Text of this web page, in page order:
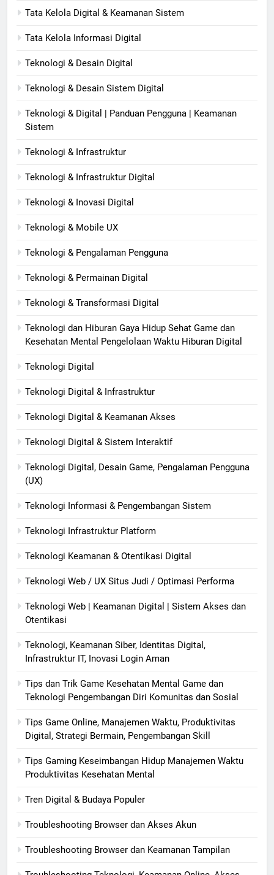
Tata Kelola Digital & Keamanan Sistem
Tata Kelola Informasi Digital
Teknologi & Desain Digital
Teknologi & Desain Sistem Digital
Teknologi & Digital | Panduan Pengguna | Keamanan
Sistem
Teknologi & Infrastruktur
Teknologi & Infrastruktur Digital
Teknologi & Inovasi Digital
Teknologi & Mobile UX
Teknologi & Pengalaman Pengguna
Teknologi & Permainan Digital
Teknologi & Transformasi Digital
Teknologi dan Hiburan Gaya Hidup Sehat Game dan
Kesehatan Mental Pengelolaan Waktu Hiburan Digital
Teknologi Digital
Teknologi Digital & Infrastruktur
Teknologi Digital & Keamanan Akses
Teknologi Digital & Sistem Interaktif
Teknologi Digital, Desain Game, Pengalaman Pengguna
(UX)
Teknologi Informasi & Pengembangan Sistem
Teknologi Infrastruktur Platform
Teknologi Keamanan & Otentikasi Digital
Teknologi Web / UX Situs Judi / Optimasi Performa
Teknologi Web | Keamanan Digital | Sistem Akses dan
Otentikasi
Teknologi, Keamanan Siber, Identitas Digital,
Infrastruktur IT, Inovasi Login Aman
Tips dan Trik Game Kesehatan Mental Game dan
Teknologi Pengembangan Diri Komunitas dan Sosial
Tips Game Online, Manajemen Waktu, Produktivitas
Digital, Strategi Bermain, Pengembangan Skill
Tips Gaming Keseimbangan Hidup Manajemen Waktu
Produktivitas Kesehatan Mental
Tren Digital & Budaya Populer
Troubleshooting Browser dan Akses Akun
Troubleshooting Browser dan Keamanan Tampilan